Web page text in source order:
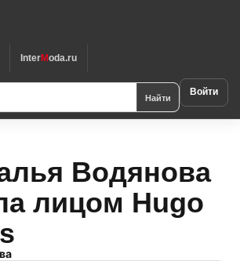
InterModa.ru
Найти Войти
Водянова
лицом Hugo